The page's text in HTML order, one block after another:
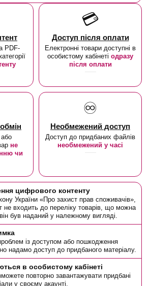
PDF-
💳
Доступ після оплати
Електронні товари доступні в
особистому кабінеті одразу
після оплати
або
не
чи
♾️
Необмежений доступ
Доступ до придбаних файлів
необмежений у часі
цифрового контенту
України «Про захист прав споживачів»,
не входить до переліку товарів, що можна
був наданий у належному вигляді.
із доступом або пошкодження
надамо доступ до придбаного матеріалу.
в особистому кабінеті
повторно завантажувати придбані
у своєму акаунті.